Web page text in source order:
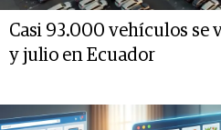
Casi 93.000 vehículos se
y julio en Ecuador